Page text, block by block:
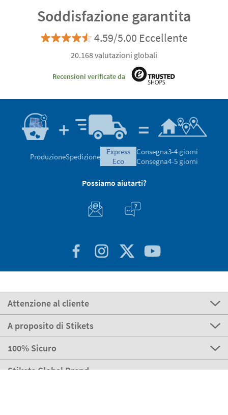
Soddisfazione garantita
4.59/5.00 Eccellente
20.168 valutazioni globali
Recensioni verificate da
ProduzioneSpedizione
express
eco
Consegna3-4 giorni
Consegna4-5 giorni
Possiamo aiutarti?
Attenzione al cliente
A proposito di Stikets
100% Sicuro
Stikets Global Brand